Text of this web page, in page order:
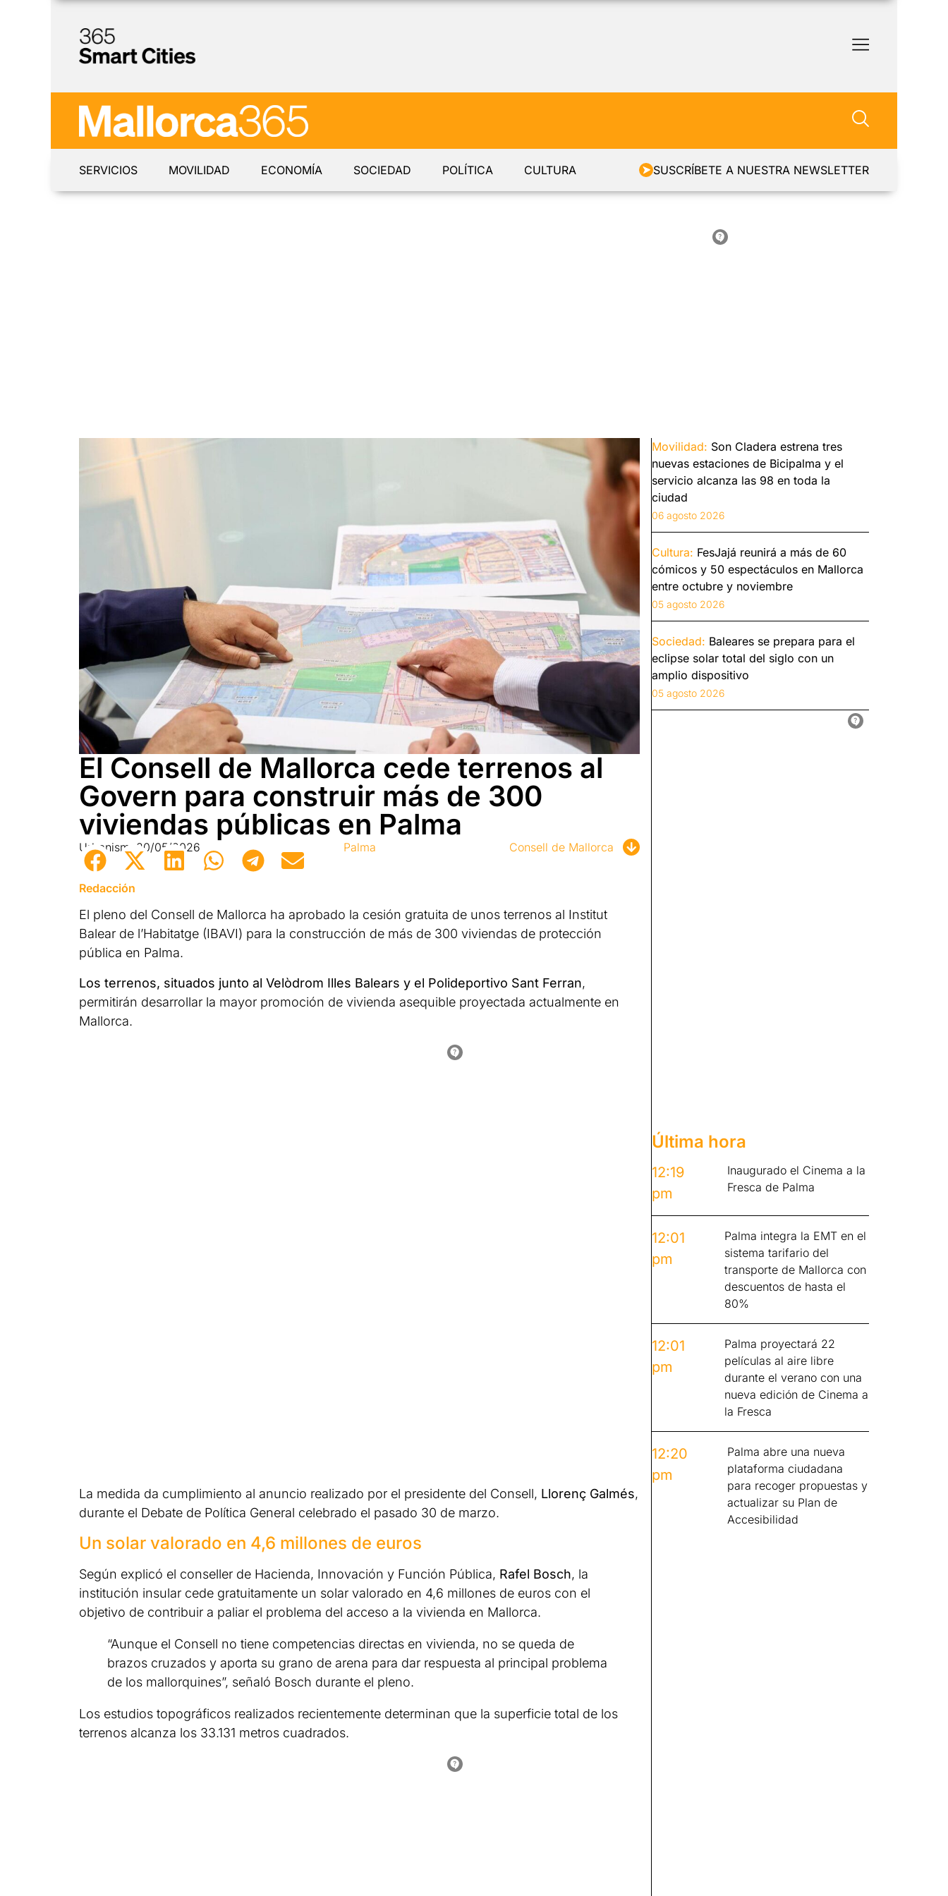
SERVICIOS MOVILIDAD ECONOMÍA SOCIEDAD POLÍTICA CULTURA SUSCRÍBETE A NUESTRA NEWSLETTER
El Consell de Mallorca cede terrenos al
Govern para construir más de 300
viviendas públicas en Palma
Urbanismo 20/05/2026 Palma Consell de Mallorca
Redacción
El pleno del Consell de Mallorca ha aprobado la cesión gratuita de unos terrenos al Institut
Balear de l’Habitatge (IBAVI) para la construcción de más de 300 viviendas de protección
pública en Palma.
Los terrenos, situados junto al Velòdrom Illes Balears y el Polideportivo Sant Ferran,
permitirán desarrollar la mayor promoción de vivienda asequible proyectada actualmente en
Mallorca.
La medida da cumplimiento al anuncio realizado por el presidente del Consell, Llorenç Galmés,
durante el Debate de Política General celebrado el pasado 30 de marzo.
Un solar valorado en 4,6 millones de euros
Según explicó el conseller de Hacienda, Innovación y Función Pública, Rafel Bosch, la
institución insular cede gratuitamente un solar valorado en 4,6 millones de euros con el
objetivo de contribuir a paliar el problema del acceso a la vivienda en Mallorca.
“Aunque el Consell no tiene competencias directas en vivienda, no se queda de
brazos cruzados y aporta su grano de arena para dar respuesta al principal problema
de los mallorquines”, señaló Bosch durante el pleno.
Los estudios topográficos realizados recientemente determinan que la superficie total de los
terrenos alcanza los 33.131 metros cuadrados.
Movilidad: Son Cladera estrena tres
nuevas estaciones de Bicipalma y el
servicio alcanza las 98 en toda la
ciudad
06 agosto 2026
Cultura: FesJajá reunirá a más de 60
cómicos y 50 espectáculos en Mallorca
entre octubre y noviembre
05 agosto 2026
Sociedad: Baleares se prepara para el
eclipse solar total del siglo con un
amplio dispositivo
05 agosto 2026
Última hora
12:19
pm
Inaugurado el Cinema a la
Fresca de Palma
12:01
pm
Palma integra la EMT en el
sistema tarifario del
transporte de Mallorca con
descuentos de hasta el
80%
12:01
pm
Palma proyectará 22
películas al aire libre
durante el verano con una
nueva edición de Cinema a
la Fresca
12:20
pm
Palma abre una nueva
plataforma ciudadana
para recoger propuestas y
actualizar su Plan de
Accesibilidad